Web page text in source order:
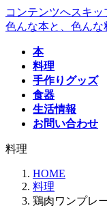
コンテンツへスキッ
色んな本と、色んな
本
料理
手作りグッズ
食器
生活情報
お問い合わせ
料理
HOME
料理
鶏肉ワンプレ